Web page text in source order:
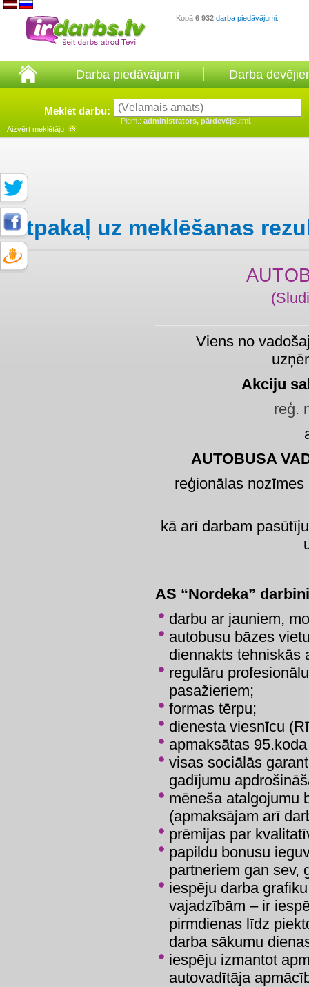
Kopā 6 932 darba piedāvājumi
Darba piedāvājumi Darba
Meklēt darbu:
Piem.: administrators, pārdevējsutml.
Aizvērt meklētāju
Atpakaļ uz meklēšanas
Viens no
Akciju
reģ.
AUTOBUSA
reģionālas
kā arī darbam
AS “Nordeka”
darbu ar jauniem,
autobusu bāzes
diennakts tehniskās
regulāru
pasažieriem;
formas tērpu;
dienesta viesnīcu
apmaksātas
visas sociālās
gadījumu
mēneša atalgojumu
(apmaksājam arī
prēmijas par
papildu bonusu
partneriem gan sev,
iespēju darba
vajadzībām – ir
pirmdienas līdz
darba sākumu
iespēju izmantot
autovadītāja